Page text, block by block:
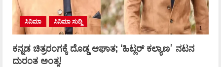
ಸಿನಿಮಾ ಸಿನಿಮಾ ಸುದ್ದಿ
ಕನ್ನಡ ಚಿತ್ರರಂಗಕ್ಕೆ ದೊಡ್ಡ ಆಘಾತ; ʻಹಿಟ್ಲರ್ ಕಲ್ಯಾಣʼ ನಟನ
ದುರಂತ ಅಂತ್ಯ!